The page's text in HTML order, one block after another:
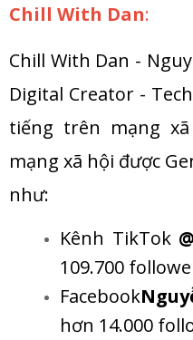
Chill With Dan:
Chill With Dan -
Digital Creator -
tiếng trên mạng
mạng xã hội được
như:
Kênh TikTok
109.700
Facebook
hơn 14.000